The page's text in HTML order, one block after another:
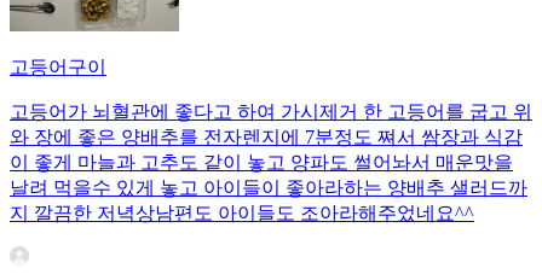
고등어구이
고등어가 뇌혈관에 좋다고 하여 가시제거 한 고등어를 굽고 위
와 장에 좋은 양배추를 전자렌지에 7분정도 쪄서 쌈장과 식감
이 좋게 마늘과 고추도 같이 놓고 양파도 썰어놔서 매운맛을
날려 먹을수 있게 놓고 아이들이 좋아라하는 양배추 샐러드까
지 깔끔한 저녁상남편도 아이들도 조아라해주었네요^^